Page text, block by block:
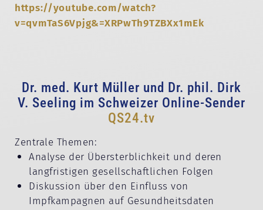
https://youtube.com/watch?
v=qvmTaS6Vpjg&=XRPwTh9TZBXx1mEk
Dr. med. Kurt Müller und Dr. phil. Dirk
V. Seeling im Schweizer Online-Sender
QS24.tv
Zentrale Themen:
Analyse der Übersterblichkeit und deren
langfristigen gesellschaftlichen Folgen
Diskussion über den Einfluss von
Impfkampagnen auf Gesundheitsdaten